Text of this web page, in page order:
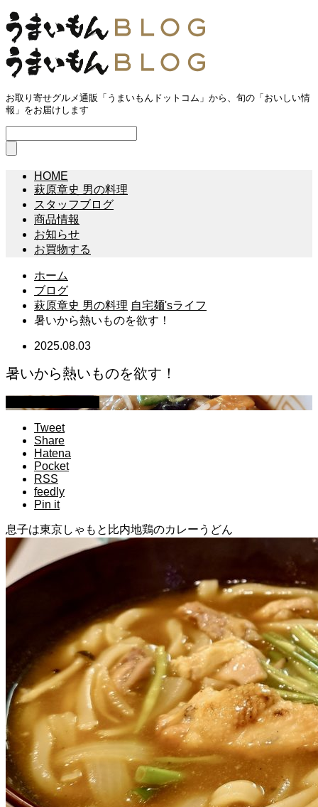
お取り寄せグルメ通販「うまいもんドットコム」から、旬の「おいしい情
報」をお届けします
HOME
萩原章史 男の料理
スタッフブログ
商品情報
お知らせ
お買物する
ホーム
ブログ
萩原章史 男の料理 自宅麺'sライフ
暑いから熱いものを欲す！
2025.08.03
暑いから熱いものを欲す！
Tweet
Share
Hatena
Pocket
RSS
feedly
Pin it
息子は東京しゃもと比内地鶏のカレーうどん